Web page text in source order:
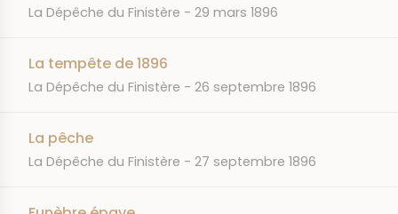
JOURNAL
La Dépêche du Finistère DATE
29 mars 1896
La tempête de 1896
JOURNAL
La Dépêche du Finistère DATE
26 septembre 1896
La pêche
JOURNAL
La Dépêche du Finistère DATE
27 septembre 1896